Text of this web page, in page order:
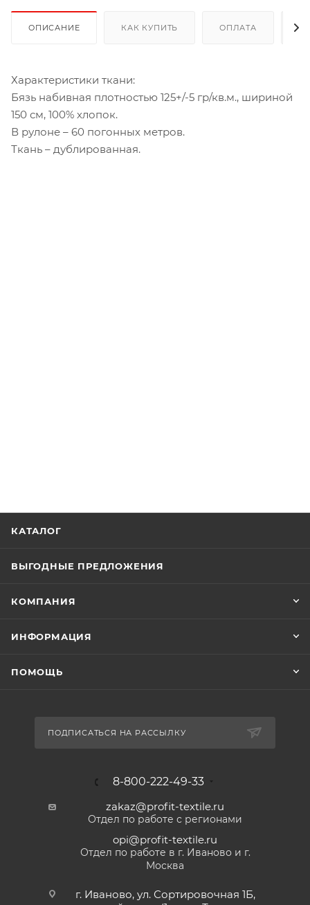
ОПИСАНИЕ КАК КУПИТЬ ОПЛАТА
Характеристики ткани:
Бязь набивная плотностью 125+/-5 гр/кв.м., шириной
150 см, 100% хлопок.
В рулоне – 60 погонных метров.
Ткань – дублированная.
КАТАЛОГ
ВЫГОДНЫЕ ПРЕДЛОЖЕНИЯ
КОМПАНИЯ
ИНФОРМАЦИЯ
ПОМОЩЬ
ПОДПИСАТЬСЯ НА РАССЫЛКУ
8-800-222-49-33
zakaz@profit-textile.ru
Отдел по работе с регионами
opi@profit-textile.ru
Отдел по работе в г. Иваново и г.
Москва
г. Иваново, ул. Сортировочная 1Б,